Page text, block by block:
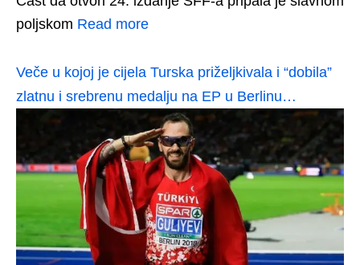
poljskom Read more
Veče u kojoj je cijela Turska priželjkivala i “dobila”
zlatnu i srebrenu medalju na EP u Berlinu…